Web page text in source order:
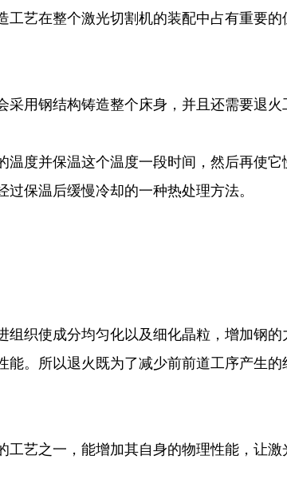
艺在整个激光切割机的装配中占有重要的
用钢结构铸造整个床身，并且还需要退火
温度并保温这个温度一段时间，然后再使
保温后缓慢冷却的一种热处理方法。
织使成分均匀化以及细化晶粒，增加钢
。所以退火既为了减少前前道工序产生的
艺之一，能增加其自身的物理性能，让激